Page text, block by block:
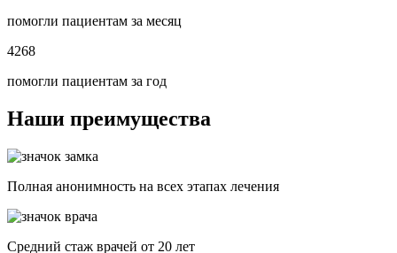
помогли пациентам за месяц
4268
помогли пациентам за год
Наши преимущества
Полная анонимность на всех этапах лечения
Средний стаж врачей от 20 лет